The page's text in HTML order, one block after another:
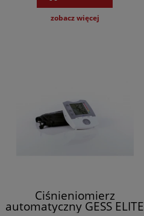
zobacz więcej
Ciśnieniomierz
automatyczny GESS ELITE